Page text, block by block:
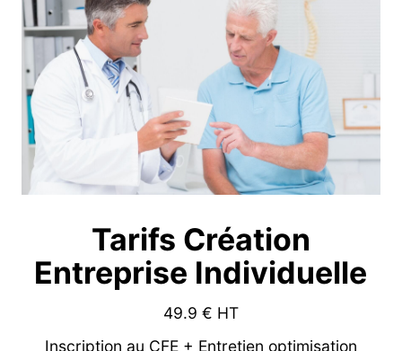
Tarifs Création
Entreprise Individuelle
49.9 € HT
Inscription au CFE + Entretien optimisation